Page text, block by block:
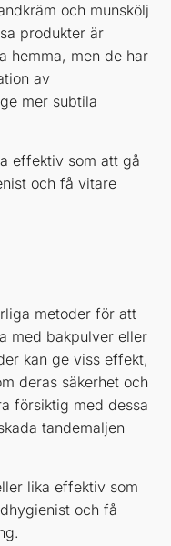
och munskölj
produkter är
hemma, men de har
av
mer subtila
effektiv som att gå
och få vitare
metoder för att
med bakpulver eller
kan ge viss effekt,
deras säkerhet och
försiktig med dessa
tandemaljen
lika effektiv som
och få